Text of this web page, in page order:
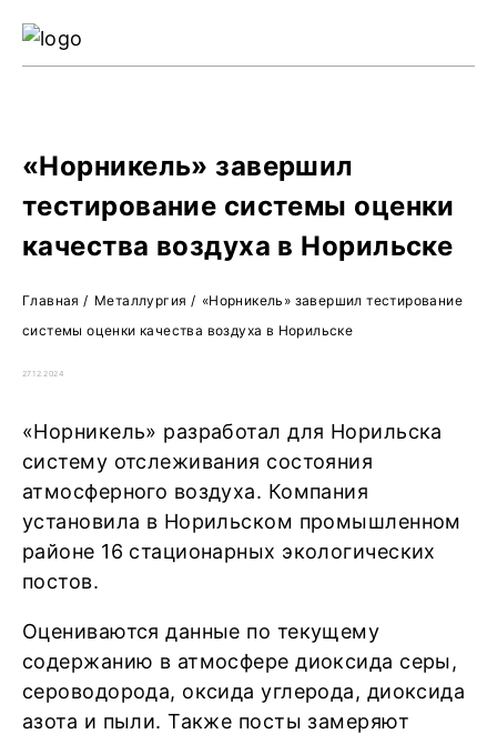
«Норникель» завершил
тестирование системы оценки
качества воздуха в Норильске
Главная / Металлургия / «Норникель» завершил тестирование
системы оценки качества воздуха в Норильске
27.12.2024
«Норникель» разработал для Норильска
систему отслеживания состояния
атмосферного воздуха. Компания
установила в Норильском промышленном
районе 16 стационарных экологических
постов.
Оцениваются данные по текущему
содержанию в атмосфере диоксида серы,
сероводорода, оксида углерода, диоксида
азота и пыли. Также посты замеряют